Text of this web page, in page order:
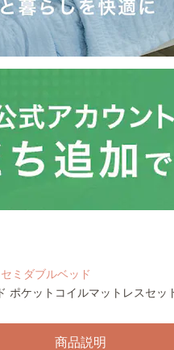
セミダブルベッド
ポケットコイルマットレスセ
商品説明